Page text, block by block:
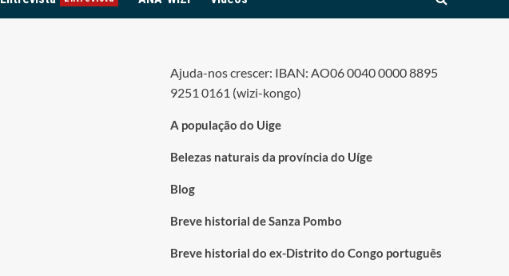
Ajuda-nos crescer: IBAN: AO06 0040 0000 8895
9251 0161 (wizi-kongo)
A população do Uige
Belezas naturais da província do Uíge
Blog
Breve historial de Sanza Pombo
Breve historial do ex-Distrito do Congo português